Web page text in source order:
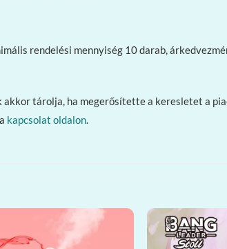
rendelési mennyiség 10 darab,
tárolja, ha megerősítette a keresletet a
kapcsolat oldalon.